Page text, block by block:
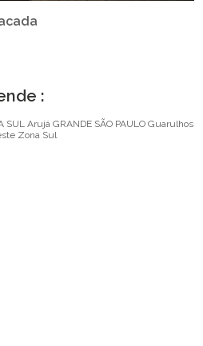
:
SUL Arujá GRANDE SÃO PAULO Guarulhos
Zona Sul